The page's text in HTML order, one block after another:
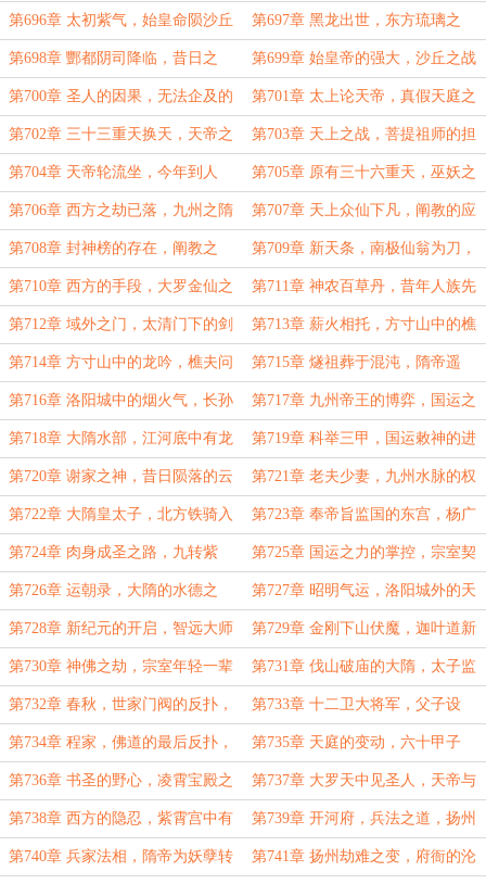
的隐秘，如来欲成圣！ 约定，如来留下的后手！
第696章 太初紫气，始皇命陨沙丘
的真相，弥勒到来！
第697章 黑龙出世，东方琉璃之
主，正统之争！
第698章 酆都阴司降临，昔日之
战，因果了却！
第699章 始皇帝的强大，沙丘之战
的终结，阿弥陀佛陨落！
第700章 圣人的因果，无法企及的
境界，始皇之威！
第701章 太上论天帝，真假天庭之
主，天帝曾斩身无数次！
第702章 三十三重天换天，天帝之
陨，圣人驾临！
第703章 天上之战，菩提祖师的担
忧，薪火将烬！
第704章 天帝轮流坐，今年到人
族，最古老的天帝！
第705章 原有三十六重天，巫妖之
后，天地大变！
第706章 西方之劫已落，九州之隋
的变数仍在，嬴政的选择！
第707章 天上众仙下凡，阐教的应
对，截教生机！
第708章 封神榜的存在，阐教之
谋，昔日人王之子！
第709章 新天条，南极仙翁为刀，
西方来人！
第710章 西方的手段，大罗金仙之
上的存在，元始道旧友！
第711章 神农百草丹，昔年人族先
贤，今朝天上散仙！
第712章 域外之门，太清门下的剑
仙，火祖托付的传承！
第713章 薪火相托，方寸山中的樵
夫，昔日曾射落九日！
第714章 方寸山中的龙吟，樵夫问
道，薪火烧混沌！
第715章 燧祖葬于混沌，隋帝遥
拜，洛阳城的新气象
第716章 洛阳城中的烟火气，长孙
家的女儿，龙脉之气
第717章 九州帝王的博弈，国运之
力，九州之局
第718章 大隋水部，江河底中有龙
王，年轻隋帝与九州神祇！
第719章 科举三甲，国运敕神的进
士，谢家的魄力！
第720章 谢家之神，昔日陨落的云
中真君，国运敕封！
第721章 老夫少妻，九州水脉的权
柄，龙族为隐患！
第722章 大隋皇太子，北方铁骑入
洛阳，三甲所敕神位！
第723章 奉帝旨监国的东宫，杨广
将动身，朝会冲突！
第724章 肉身成圣之路，九转紫
罡，宗室们的嫉恨！
第725章 国运之力的掌控，宗室契
诏，杨玄感的突破！
第726章 运朝录，大隋的水德之
主，太子监国！
第727章 昭明气运，洛阳城外的天
台寺，神秀的佛法！
第728章 新纪元的开启，智远大师
圆寂，天台寺中的迦叶尊者
第729章 金刚下山伏魔，迦叶道新
佛，杨广欲行新诏！
第730章 神佛之劫，宗室年轻一辈
之首，杨玄感的强势！
第731章 伐山破庙的大隋，太子监
国，大隋劫动！
第732章 春秋，世家门阀的反扑，
萧美娘与杨素！
第733章 十二卫大将军，父子设
局，风雨扬州，一局棋落！
第734章 程家，佛道的最后反扑，
仙神忌惮新天帝！
第735章 天庭的变动，六十甲子
神，书圣与司法天神
第736章 书圣的野心，凌霄宝殿之
中的争吵，嬴政初入大罗天！
第737章 大罗天中见圣人，天帝与
女娲娘娘的承诺，碧游宫中无人！
第738章 西方的隐忍，紫霄宫中有
道祖，圣人的杀意！
第739章 开河府，兵法之道，扬州
内外的变局，李元霸欲破城！
第740章 兵家法相，隋帝为妖孽转 第741章 扬州劫难之变，府衙的沦